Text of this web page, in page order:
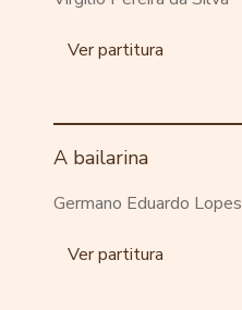
Ver partitura
A bailarina
Germano Eduardo Lopes
Ver partitura